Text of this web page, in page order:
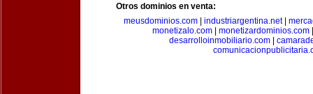
Otros dominios en venta:
meusdominios.com| industriargentina.net|
monetizalo.com| monetizardominios.com
desarrolloinmobiliario.com